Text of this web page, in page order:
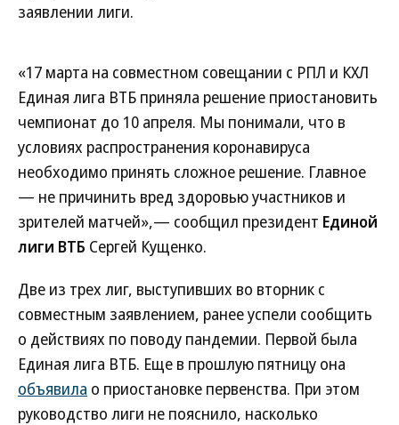
заявлении лиги.
«17 марта на совместном совещании с РПЛ и КХЛ
Единая лига ВТБ приняла решение приостановить
чемпионат до 10 апреля. Мы понимали, что в
условиях распространения коронавируса
необходимо принять сложное решение. Главное
— не причинить вред здоровью участников и
зрителей матчей»,— сообщил президент Единой
лиги ВТБ Сергей Кущенко.
Две из трех лиг, выступивших во вторник с
совместным заявлением, ранее успели сообщить
о действиях по поводу пандемии. Первой была
Единая лига ВТБ. Еще в прошлую пятницу она
объявила о приостановке первенства. При этом
руководство лиги не пояснило, насколько